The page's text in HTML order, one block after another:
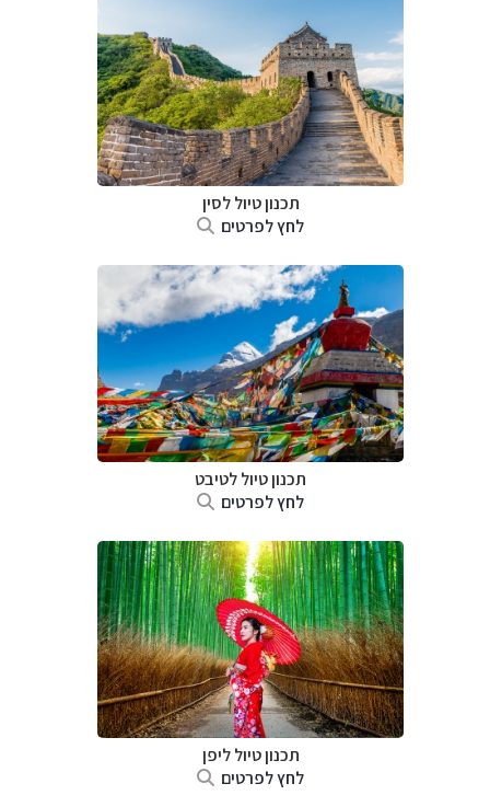
תכנון טיוללסין
לחץ לפרטים
תכנון טיוללטיבט
לחץ לפרטים
תכנון טיולליפן
לחץ לפרטים